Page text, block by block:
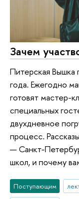
Зачем
Питерская
года. Ежегодно
готовят мастер-
специальных
двухдневное
процесс.
— Санкт-
школ, и почему
Поступающим